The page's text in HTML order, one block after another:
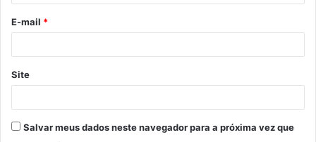
*
E-mail *
Site
Salvar meus dados neste navegador para a próxima vez que